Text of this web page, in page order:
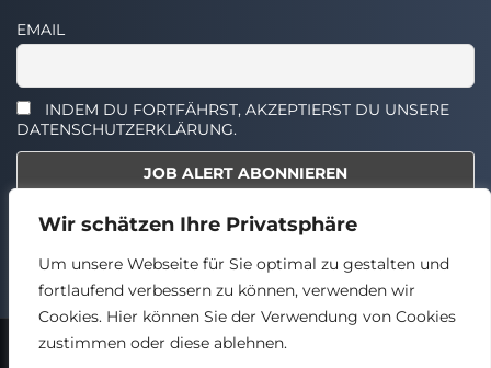
Wir schätzen Ihre Privatsphäre
Um unsere Webseite für Sie optimal zu gestalten und
fortlaufend verbessern zu können, verwenden wir
Cookies. Hier können Sie der Verwendung von Cookies
zustimmen oder diese ablehnen.
EMAIL
INDEM DU FORTFÄHRST, AKZEPTIERST DU UNSERE
DATENSCHUTZERKLÄRUNG.
Select the widget you want to show.